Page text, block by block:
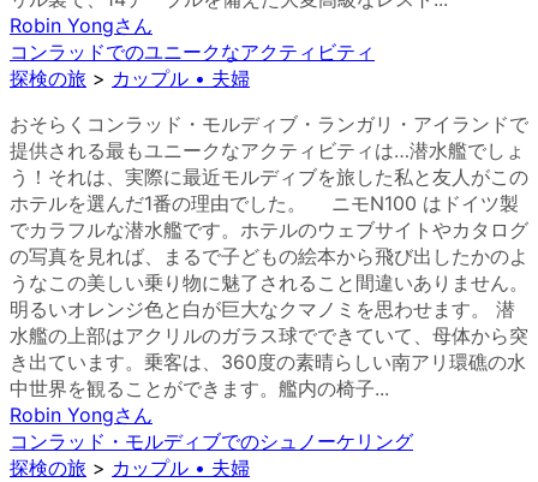
Robin Yongさん
コンラッドでのユニークなアクティビティ
探検の旅 > カップル • 夫婦
おそらくコンラッド・モルディブ・ランガリ・アイランドで
提供される最もユニークなアクティビティは…潜水艦でしょ
う！それは、実際に最近モルディブを旅した私と友人がこの
ホテルを選んだ1番の理由でした。 ニモN100 はドイツ製
でカラフルな潜水艦です。ホテルのウェブサイトやカタログ
の写真を見れば、まるで子どもの絵本から飛び出したかのよ
うなこの美しい乗り物に魅了されること間違いありません。
明るいオレンジ色と白が巨大なクマノミを思わせます。 潜
水艦の上部はアクリルのガラス球でできていて、母体から突
き出ています。乗客は、360度の素晴らしい南アリ環礁の水
中世界を観ることができます。艦内の椅子...
Robin Yongさん
コンラッド・モルディブでのシュノーケリング
探検の旅 > カップル • 夫婦